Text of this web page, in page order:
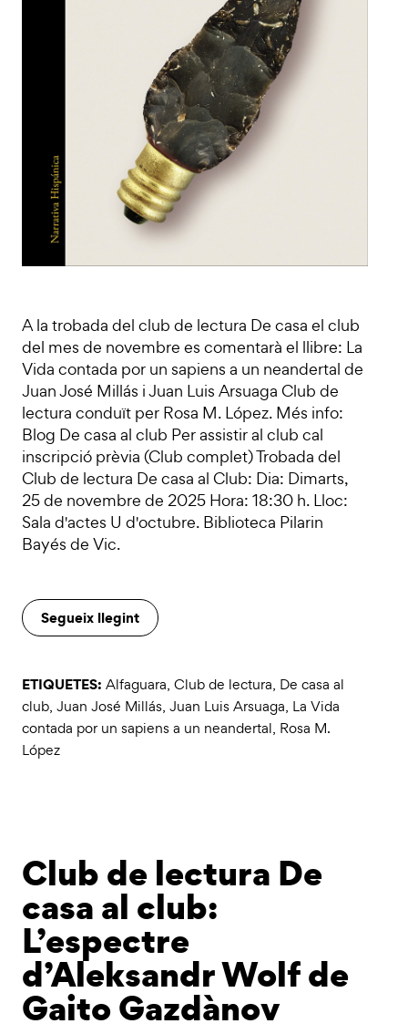
A la trobada del club de lectura De casa el club
del mes de novembre es comentarà el llibre: La
Vida contada por un sapiens a un neandertal de
Juan José Millás i Juan Luis Arsuaga Club de
lectura conduït per Rosa M. López. Més info:
Blog De casa al club Per assistir al club cal
inscripció prèvia (Club complet) Trobada del
Club de lectura De casa al Club: Dia: Dimarts,
25 de novembre de 2025 Hora: 18:30 h. Lloc:
Sala d'actes U d'octubre. Biblioteca Pilarin
Bayés de Vic.
Segueix llegint
ETIQUETES: Alfaguara, Club de lectura, De casa al
club, Juan José Millás, Juan Luis Arsuaga, La Vida
contada por un sapiens a un neandertal, Rosa M.
López
Club de lectura De
casa al club:
L’espectre
d’Aleksandr Wolf de
Gaito Gazdànov